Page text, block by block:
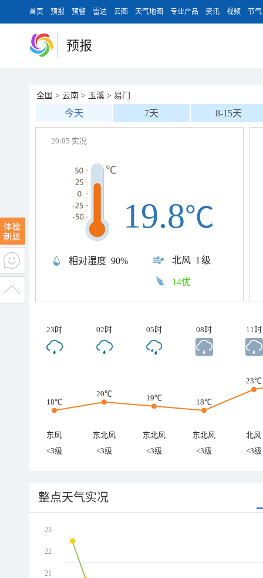
首页 预报 预警 雷达 云图 天气地图 专业产品 资讯 视频 节气
预报
全国 > 云南 > 玉溪 > 易门
今天 7天 8-15天
20:05 实况
相对湿度 90% 北风 1级
19.8℃
14优
23时 02时 05时 08时 11时
18℃
20℃ 19℃ 18℃
23℃
东风 东北风 东北风 东北风
北风
<3级
<3级 <3级 <3级 <3级
整点天气实况
23
22
21